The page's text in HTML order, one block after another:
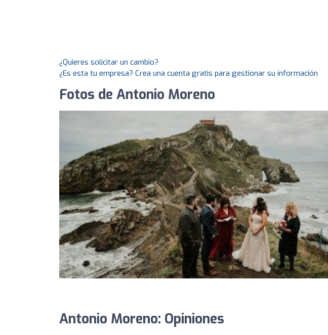
¿Quieres solicitar un cambio?
¿Es esta tu empresa? Crea una cuenta gratis para gestionar su información
Fotos de Antonio Moreno
Antonio Moreno: Opiniones